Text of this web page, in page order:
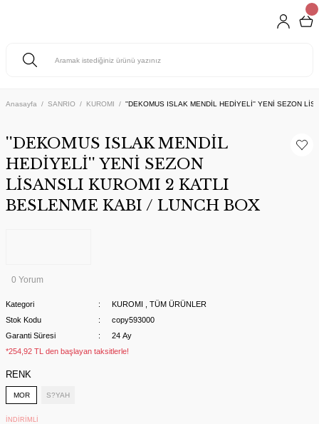
Anasayfa SANRIO KUROMI ''DEKOMUS ISLAK MENDİL HEDİYELİ'' YENİ SEZON
''DEKOMUS ISLAK MENDİL
HEDİYELİ'' YENİ SEZON
LİSANSLI KUROMI 2 KATLI
BESLENME KABI / LUNCH BOX
0 Yorum
Kategori KUROMI
TÜM ÜRÜNLER
Stok Kodu
copy593000
Garanti Süresi
24 Ay
*254,92 TL den başlayan taksitlerle!
RENK
MOR S?YAH
İNDİRİMLİ